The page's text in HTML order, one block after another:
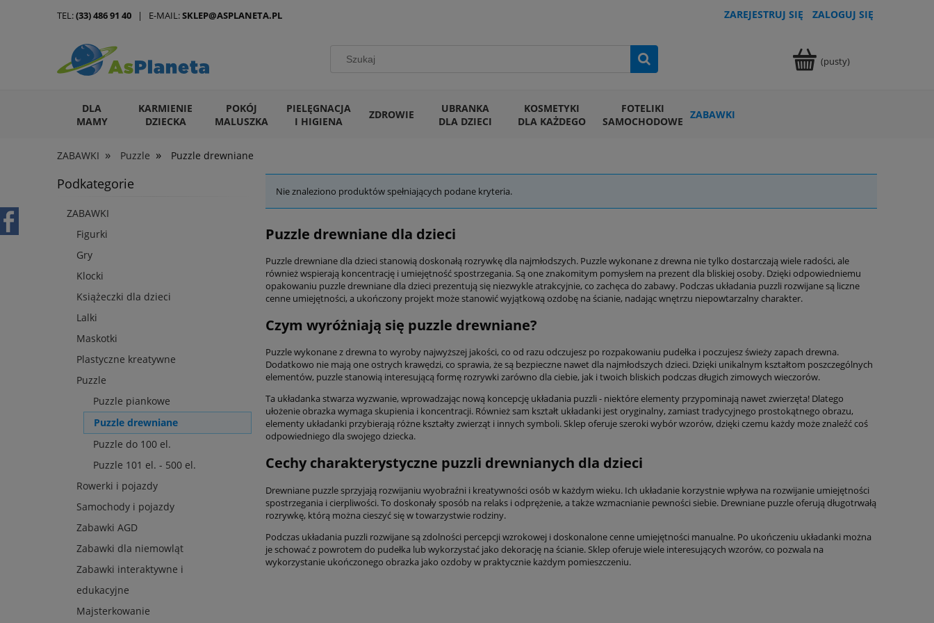
ZAREJESTRUJ SIĘ ZALOGUJ SIĘ
(pusty)
DLA
MAMY
KARMIENIE
DZIECKA
POKÓJ
MALUSZKA
PIELĘGNACJA
I HIGIENA
ZDROWIE
UBRANKA
DLA DZIECI
KOSMETYKI
DLA KAŻDEGO
FOTELIKI
SAMOCHODOWE ZABAWKI
ARTYKUŁY DLA ZWIERZĄT
ZABAWKI » Puzzle » Puzzle drewniane
TEL:(33) 486 91 40 | E-MAIL:SKLEP@ASPLANETA.PL
Podkategorie
ZABAWKI
Figurki
Gry
Klocki
Książeczki dla dzieci
Lalki
Maskotki
Plastyczne kreatywne
Puzzle
Puzzle piankowe
Puzzle drewniane
Puzzle do 100 el.
Puzzle 101 el. - 500 el.
Rowerki i pojazdy
Samochody i pojazdy
Zabawki AGD
Zabawki dla niemowląt
Zabawki interaktywne i
edukacyjne
Majsterkowanie
Nie znaleziono produktów spełniających podane kryteria.
Puzzle drewniane dla dzieci
Puzzle drewniane dla dzieci stanowią doskonałą rozrywkę dla najmłodszych. Puzzle wykonane z drewna nie tylko dostarczają wiele radości, ale
również wspierają koncentrację i umiejętność spostrzegania. Są one znakomitym pomysłem na prezent dla bliskiej osoby. Dzięki odpowiedniemu
opakowaniu puzzle drewniane dla dzieci prezentują się niezwykle atrakcyjnie, co zachęca do zabawy. Podczas układania puzzli rozwijane są liczne
cenne umiejętności, a ukończony projekt może stanowić wyjątkową ozdobę na ścianie, nadając wnętrzu niepowtarzalny charakter.
Czym wyróżniają się puzzle drewniane?
Puzzle wykonane z drewna to wyroby najwyższej jakości, co od razu odczujesz po rozpakowaniu pudełka i poczujesz świeży zapach drewna.
Dodatkowo nie mają one ostrych krawędzi, co sprawia, że są bezpieczne nawet dla najmłodszych dzieci. Dzięki unikalnym kształtom poszczególnych
elementów, puzzle stanowią interesującą formę rozrywki zarówno dla ciebie, jak i twoich bliskich podczas długich zimowych wieczorów.
Ta układanka stwarza wyzwanie, wprowadzając nową koncepcję układania puzzli - niektóre elementy przypominają nawet zwierzęta! Dlatego
ułożenie obrazka wymaga skupienia i koncentracji. Również sam kształt układanki jest oryginalny, zamiast tradycyjnego prostokątnego obrazu,
elementy układanki przybierają różne kształty zwierząt i innych symboli. Sklep oferuje szeroki wybór wzorów, dzięki czemu każdy może znaleźć coś
odpowiedniego dla swojego dziecka.
Cechy charakterystyczne puzzli drewnianych dla dzieci
Drewniane puzzle sprzyjają rozwijaniu wyobraźni i kreatywności osób w każdym wieku. Ich układanie korzystnie wpływa na rozwijanie umiejętności
spostrzegania i cierpliwości. To doskonały sposób na relaks i odprężenie, a także wzmacnianie pewności siebie. Drewniane puzzle oferują długotrwałą
rozrywkę, którą można cieszyć się w towarzystwie rodziny.
Podczas układania puzzli rozwijane są zdolności percepcji wzrokowej i doskonalone cenne umiejętności manualne. Po ukończeniu układanki można
je schować z powrotem do pudełka lub wykorzystać jako dekorację na ścianie. Sklep oferuje wiele interesujących wzorów, co pozwala na
wykorzystanie ukończonego obrazka jako ozdoby w praktycznie każdym pomieszczeniu.